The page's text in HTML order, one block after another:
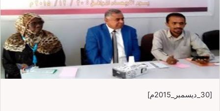
[30_ديسمبر_2015م]